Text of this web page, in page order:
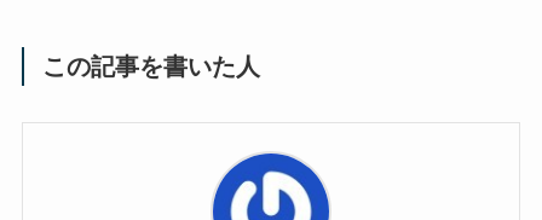
この記事を書いた人